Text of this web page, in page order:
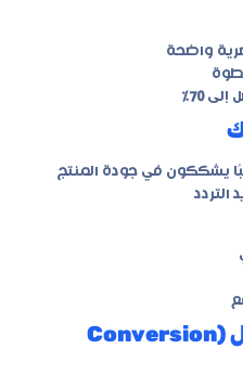
واضحة
إلى70٪
يشككون في جودة المنتج
4. زيادة معدلات التحويل (Conversion